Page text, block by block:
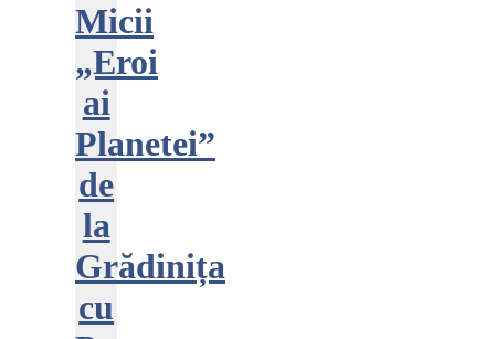
Micii
„Eroi
ai
Planetei”
de
la
Grădinița
cu